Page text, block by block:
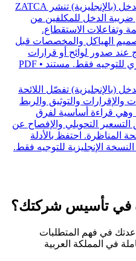
(بالإنجليزية)
تنشر ZATCA
ضريبة الدخل للمكلفين من
وتفاعلات الاستقطاع.
الهياكل والمخصصات قبل
عند صدور لوائح أو قرارات
للتوجيه فقط.
مستند PDF •
(بالإنجليزية) تفصّل اللائحة
والإقرارات والتوثيق والربط
قراءة أساسية لفرق
التسعير التحويلي والإفصاح عن
المناظرة. احتفظ بالأدلة
الإنجليزية للتوجيه فقط.
في تأسيس شركتك؟
في فهم المتطلبات
في المملكة العربية